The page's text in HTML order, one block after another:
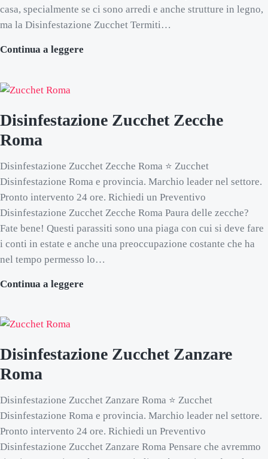
casa, specialmente se ci sono arredi e anche strutture in legno,
ma la Disinfestazione Zucchet Termiti…
Continua a leggere
Disinfestazione Zucchet Zecche
Roma
Disinfestazione Zucchet Zecche Roma ⭐ Zucchet
Disinfestazione Roma e provincia. Marchio leader nel settore.
Pronto intervento 24 ore. Richiedi un Preventivo
Disinfestazione Zucchet Zecche Roma Paura delle zecche?
Fate bene! Questi parassiti sono una piaga con cui si deve fare
i conti in estate e anche una preoccupazione costante che ha
nel tempo permesso lo…
Continua a leggere
Disinfestazione Zucchet Zanzare
Roma
Disinfestazione Zucchet Zanzare Roma ⭐ Zucchet
Disinfestazione Roma e provincia. Marchio leader nel settore.
Pronto intervento 24 ore. Richiedi un Preventivo
Disinfestazione Zucchet Zanzare Roma Pensare che avremmo